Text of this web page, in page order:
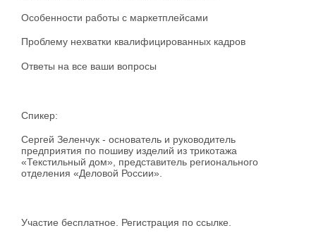
Особенности работы с маркетплейсами
Проблему нехватки квалифицированных кадров
Ответы на все ваши вопросы
Спикер:
Сергей Зеленчук - основатель и руководитель
предприятия по пошиву изделий из трикотажа
«Текстильный дом», представитель регионального
отделения «Деловой России».
Участие бесплатное. Регистрация по ссылке.